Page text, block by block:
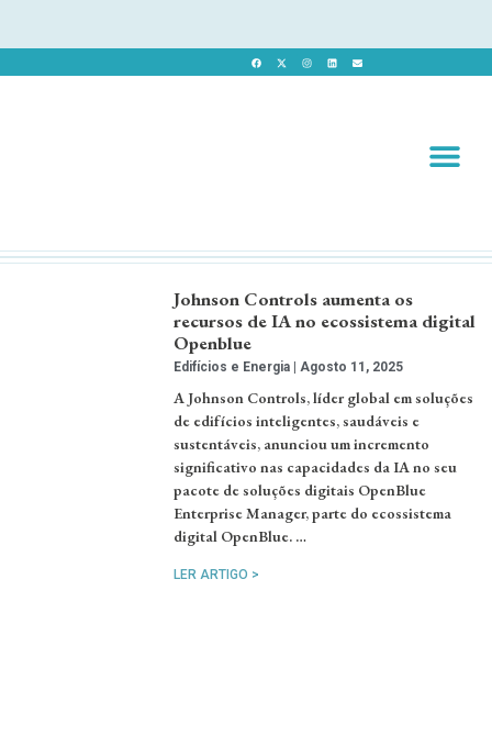
Johnson Controls aumenta os
recursos de IA no ecossistema digital
Openblue
Edifícios e Energia Agosto 11, 2025
A Johnson Controls, líder global em soluções
de edifícios inteligentes, saudáveis ​​e
sustentáveis, anunciou um incremento
significativo nas capacidades da IA no seu
pacote de soluções digitais OpenBlue
Enterprise Manager, parte do ecossistema
digital OpenBlue. …
LER ARTIGO >